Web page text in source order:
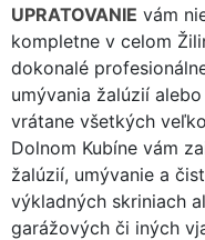
UPRATOVANIE vám
kompletne v celom
dokonalé
umývania žalúzií
vrátane všetkých
Dolnom Kubíne vám
žalúzií, umývanie a
výkladných skriniach
garážových či iných